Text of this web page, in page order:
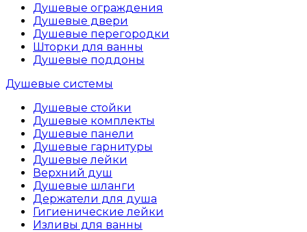
Душевые ограждения
Душевые двери
Душевые перегородки
Шторки для ванны
Душевые поддоны
Душевые системы
Душевые стойки
Душевые комплекты
Душевые панели
Душевые гарнитуры
Душевые лейки
Верхний душ
Душевые шланги
Держатели для душа
Гигиенические лейки
Изливы для ванны